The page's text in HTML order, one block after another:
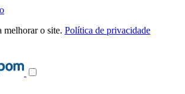
melhorar o site. Política de privacidade